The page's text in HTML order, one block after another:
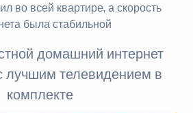
во всей квартире, а скорость
была стабильной
домашний интернет
лучшим телевидением в
комплекте